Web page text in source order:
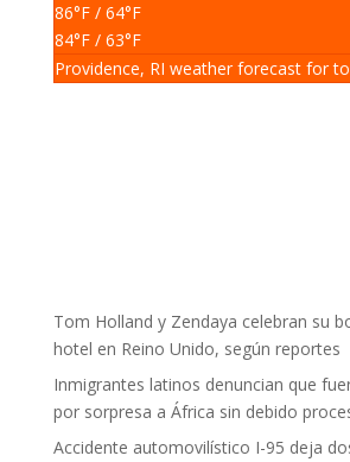
86°F/ 64°F
84°F/ 63°F
Providence, RI weather forecast for
Tom Holland y Zendaya celebran su
hotel en Reino Unido, según reportes
Inmigrantes latinos denuncian que
por sorpresa a África sin debido
Accidente automovilístico I-95 deja